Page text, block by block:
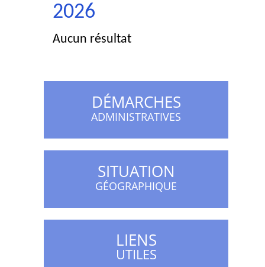
2026
Aucun résultat
DÉMARCHES
ADMINISTRATIVES
SITUATION
GÉOGRAPHIQUE
LIENS
UTILES